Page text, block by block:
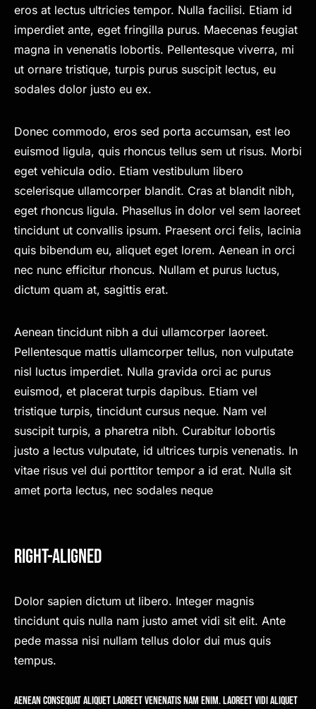
eros at lectus ultricies tempor. Nulla facilisi. Etiam id
imperdiet ante, eget fringilla purus. Maecenas feugiat
magna in venenatis lobortis. Pellentesque viverra, mi
ut ornare tristique, turpis purus suscipit lectus, eu
sodales dolor justo eu ex.
Donec commodo, eros sed porta accumsan, est leo
euismod ligula, quis rhoncus tellus sem ut risus. Morbi
eget vehicula odio. Etiam vestibulum libero
scelerisque ullamcorper blandit. Cras at blandit nibh,
eget rhoncus ligula. Phasellus in dolor vel sem laoreet
tincidunt ut convallis ipsum. Praesent orci felis, lacinia
quis bibendum eu, aliquet eget lorem. Aenean in orci
nec nunc efficitur rhoncus. Nullam et purus luctus,
dictum quam at, sagittis erat.
Aenean tincidunt nibh a dui ullamcorper laoreet.
Pellentesque mattis ullamcorper tellus, non vulputate
nisl luctus imperdiet. Nulla gravida orci ac purus
euismod, et placerat turpis dapibus. Etiam vel
tristique turpis, tincidunt cursus neque. Nam vel
suscipit turpis, a pharetra nibh. Curabitur lobortis
justo a lectus vulputate, id ultrices turpis venenatis. In
vitae risus vel dui porttitor tempor a id erat. Nulla sit
amet porta lectus, nec sodales neque
Right-Aligned
Dolor sapien dictum ut libero. Integer magnis
tincidunt quis nulla nam justo amet vidi sit elit. Ante
pede massa nisi nullam tellus dolor dui mus quis
tempus.
Aenean consequat aliquet laoreet venenatis nam enim. Laoreet vidi aliquet